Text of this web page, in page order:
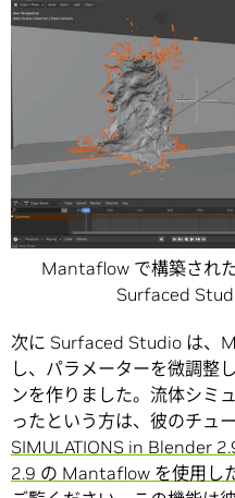
Mantaflow で構築され
Surfaced
次に Surfaced Studio は、
し、パラメーターを微調整
ンを作りました。流体シミ
ったという方は、彼のチュ
SIMULATIONS in Blender
2.9 の Mantaflow を使用し